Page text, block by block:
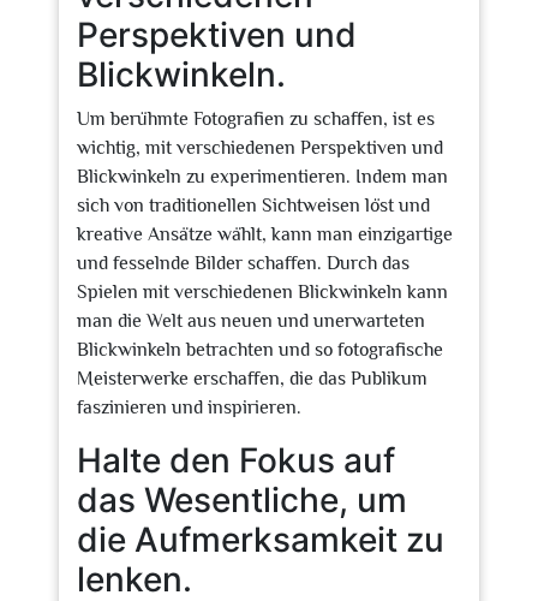
Perspektiven und
Blickwinkeln.
Um berühmte Fotografien zu schaffen, ist es
wichtig, mit verschiedenen Perspektiven und
Blickwinkeln zu experimentieren. Indem man
sich von traditionellen Sichtweisen löst und
kreative Ansätze wählt, kann man einzigartige
und fesselnde Bilder schaffen. Durch das
Spielen mit verschiedenen Blickwinkeln kann
man die Welt aus neuen und unerwarteten
Blickwinkeln betrachten und so fotografische
Meisterwerke erschaffen, die das Publikum
faszinieren und inspirieren.
Halte den Fokus auf
das Wesentliche, um
die Aufmerksamkeit zu
lenken.